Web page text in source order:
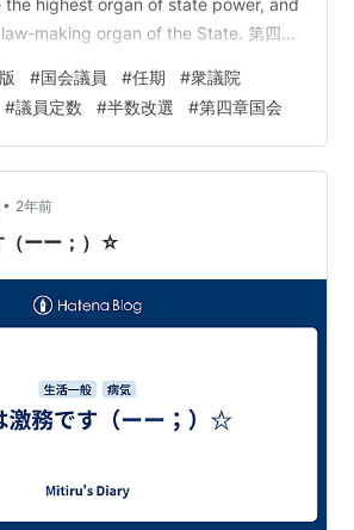
the highest organ of state power, and
making organ of the State. 第四十
Diet は日本の「国会」を意味し，米
，英国議会は Parliament です。diet
#国会議員 #任期 #衆議院
#議員定数 #半数改選 #第四章国会
• 2年前
（ーー；）☆